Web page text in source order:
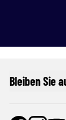
Bleiben Sie